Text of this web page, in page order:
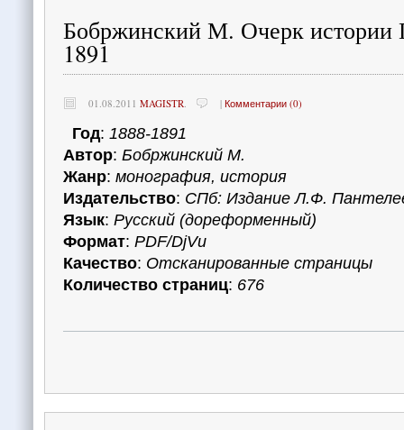
Бобржинский М. Очерк истории
1891
01.08.2011 MAGISTR. | Комментарии (0)
Год: 1888-1891
Автор: Бобржинский М.
Жанр: монография, история
Издательство: СПб: Издание Л.Ф.
Язык: Русский (дореформенный)
Формат: PDF/DjVu
Качество: Отсканированные страницы
Количество страниц: 676